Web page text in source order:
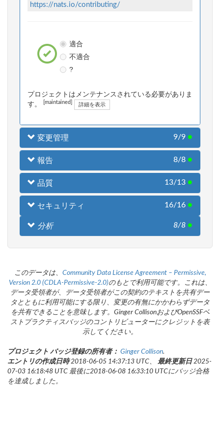
https://nats.io/contributing/
適合
不適合
?
プロジェクトはメンテナンスされている必要がありま
す。
[maintained] 詳細を表示
変更管理 9/9 ●
報告 8/8 ●
品質 13/13 ●
セキュリティ 16/16 ●
分析 8/8 ●
このデータは、 Community Data License Agreement – Permissive,
Version 2.0 (CDLA-Permissive-2.0)のもとで利用可能です。これは、
データ受領者が、データ受領者がこの契約のテキストを共有デー
タとともに利用可能にする限り、変更の有無にかかわらずデータ
を共有できることを意味します。Ginger CollisonおよびOpenSSFベ
ストプラクティスバッジのコントリビューターにクレジットを表
示してください。
プロジェクト バッジ登録の所有者： Ginger Collison.
エントリの作成日時2018-06-05 14:37:13 UTC、 最終更新日2025-
07-03 16:18:48 UTC 最後に2018-06-08 16:33:10 UTCにバッジ合格
を達成しました。